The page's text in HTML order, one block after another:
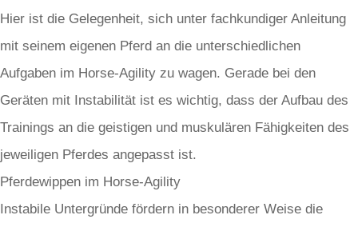
Hier ist die Gelegenheit, sich unter fachkundiger Anleitung
mit seinem eigenen Pferd an die unterschiedlichen
Aufgaben im Horse-Agility zu wagen. Gerade bei den
Geräten mit Instabilität ist es wichtig, dass der Aufbau des
Trainings an die geistigen und muskulären Fähigkeiten des
jeweiligen Pferdes angepasst ist.
Pferdewippen im Horse-Agility
Instabile Untergründe fördern in besonderer Weise die